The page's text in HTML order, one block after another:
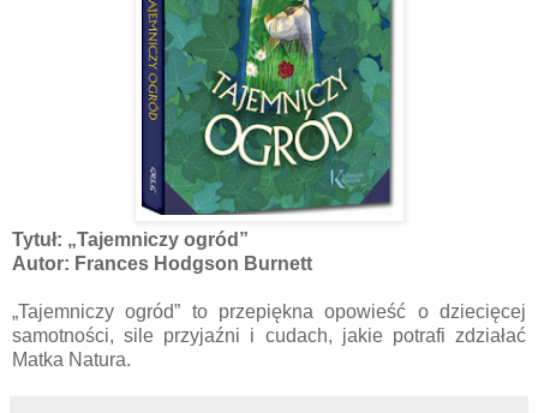
Tytuł: „Tajemniczy ogród”
Autor: Frances Hodgson Burnett
„Tajemniczy ogród” to przepiękna opowieść o dziecięcej
samotności, sile przyjaźni i cudach, jakie potrafi zdziałać
Matka Natura.